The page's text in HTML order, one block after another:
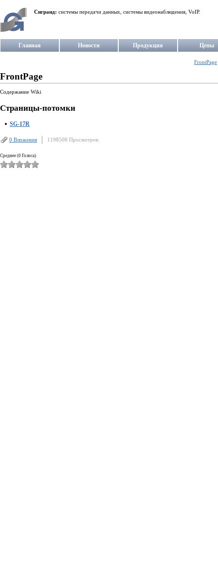
Сигранд: системы передачи данных, системы видеонаблюдения, VoIP.
Главная Новости Продукция Цены
FrontPage
FrontPage
Содержание Wiki
Страницы-потомки
SG-17R
0 Вложения 1198508 Просмотров
Среднее (0 Голоса)